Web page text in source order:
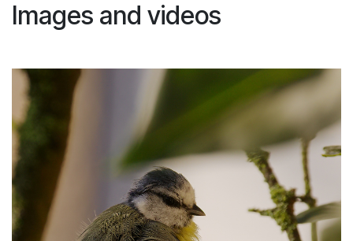
Images and videos